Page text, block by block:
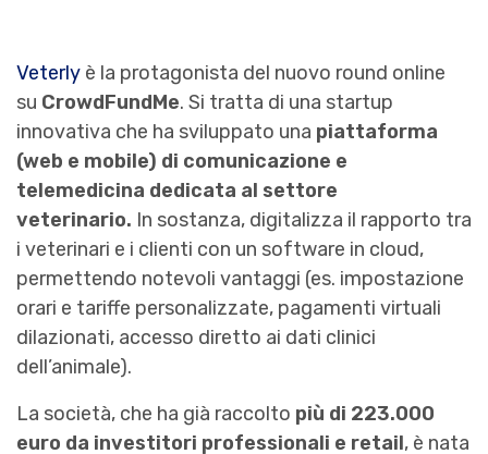
Veterly è la protagonista del nuovo round online
su CrowdFundMe. Si tratta di una startup
innovativa che ha sviluppato una piattaforma
(web e mobile) di comunicazione e
telemedicina dedicata al settore
veterinario. In sostanza, digitalizza il rapporto tra
i veterinari e i clienti con un software in cloud,
permettendo notevoli vantaggi (es. impostazione
orari e tariffe personalizzate, pagamenti virtuali
dilazionati, accesso diretto ai dati clinici
dell’animale).
La società, che ha già raccolto più di 223.000
euro da investitori professionali e retail, è nata